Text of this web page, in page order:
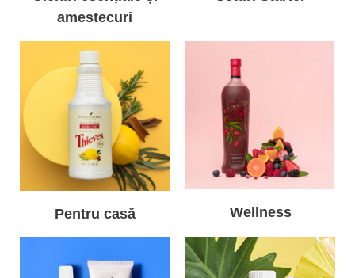
amestecuri
Pentru casă Wellness